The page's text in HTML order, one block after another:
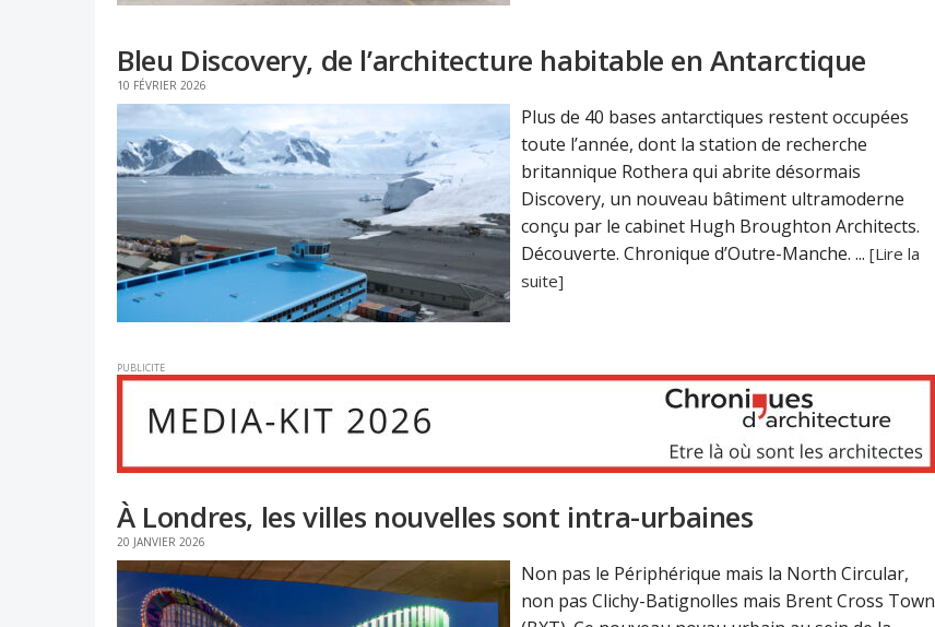
Bleu Discovery, de l’architecture habitable en Antarctique
10 FÉVRIER 2026
Plus de 40 bases antarctiques restent occupées
toute l’année, dont la station de recherche
britannique Rothera qui abrite désormais
Discovery, un nouveau bâtiment ultramoderne
conçu par le cabinet Hugh Broughton Architects.
Découverte. Chronique d’Outre-Manche. ... [Lire la
suite]
PUBLICITE
À Londres, les villes nouvelles sont intra-urbaines
20 JANVIER 2026
Non pas le Périphérique mais la North Circular,
non pas Clichy-Batignolles mais Brent Cross Town